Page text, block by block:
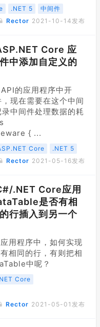
.NET 5
中间件
Rector 2021-10-14发布
Core 应
中添加自定义的
的应用程序中开
现在需要在这个中间
中间件处理数据的耗
{ ...
Core
.NET 5
Rector 2021-05-16发布
.NET Core应用
是否有相
行插入到另一个
用程序中，如何实现
相同的行，有则把相
中呢？
Core
Rector 2021-05-01 发布